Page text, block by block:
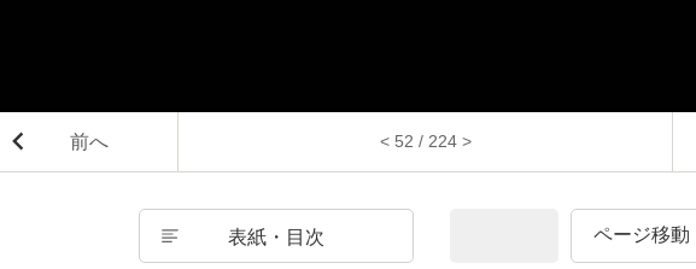
前へ < 52 / 224 >
表紙・目次